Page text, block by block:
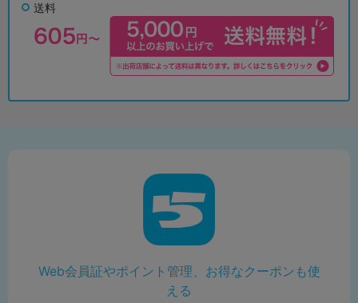
送料
Web会員証やポイント管理、お得なクーポンも使
える